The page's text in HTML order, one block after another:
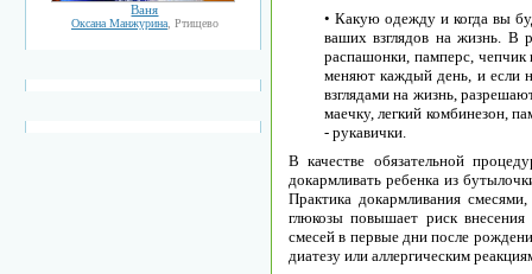
Ваня
Оксана Манжурина, Ртищево
• Какую одежду и когда вы
ваших взглядов на жизнь.
распашонки, памперс, чепчик
меняют каждый день, и если
взглядами на жизнь,
маечку, легкий комбинезон,
- рукавички.
В качестве обязательной
докармливать ребенка из
Практика докармливания
глюкозы повышает риск
смесей в первые дни после
диатезу или аллергическим